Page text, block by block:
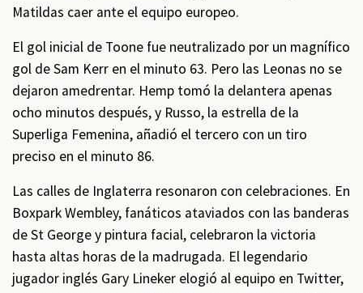
Matildas caer ante el equipo europeo.
El gol inicial de Toone fue neutralizado por un magnífico
gol de Sam Kerr en el minuto 63. Pero las Leonas no se
dejaron amedrentar. Hemp tomó la delantera apenas
ocho minutos después, y Russo, la estrella de la
Superliga Femenina, añadió el tercero con un tiro
preciso en el minuto 86.
Las calles de Inglaterra resonaron con celebraciones. En
Boxpark Wembley, fanáticos ataviados con las banderas
de St George y pintura facial, celebraron la victoria
hasta altas horas de la madrugada. El legendario
jugador inglés Gary Lineker elogió al equipo en Twitter,